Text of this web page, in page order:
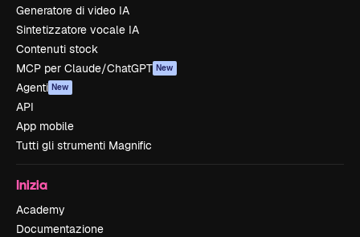
Generatore di video IA
Sintetizzatore vocale IA
Contenuti stock
MCP per Claude/ChatGPT New
Agenti New
API
App mobile
Tutti gli strumenti Magnific
Inizia
Academy
Documentazione